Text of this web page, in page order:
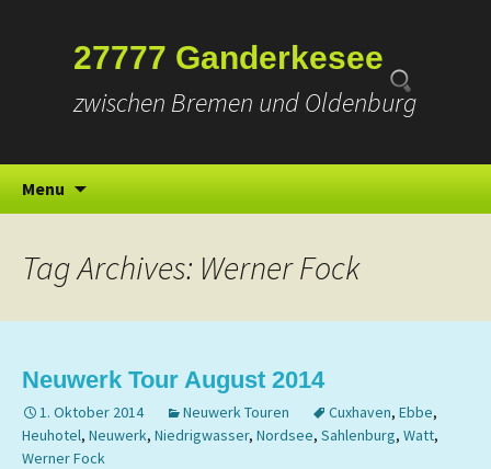
27777 Ganderkesee
zwischen Bremen und Oldenburg
Menu
nach:
Tag Archives: Werner Fock
Neuwerk Tour August 2014
1. Oktober 2014 Neuwerk Touren Cuxhaven, Ebbe,
Heuhotel, Neuwerk, Niedrigwasser, Nordsee, Sahlenburg, Watt,
Werner Fock